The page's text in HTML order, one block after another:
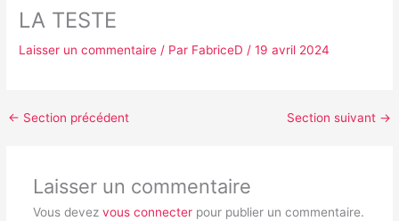
LA TESTE
Laisser un commentaire / Par FabriceD/19 avril 2024
← Section précédent Section suivant →
Laisser un commentaire
Vous devez vous connecterpour publier un commentaire.